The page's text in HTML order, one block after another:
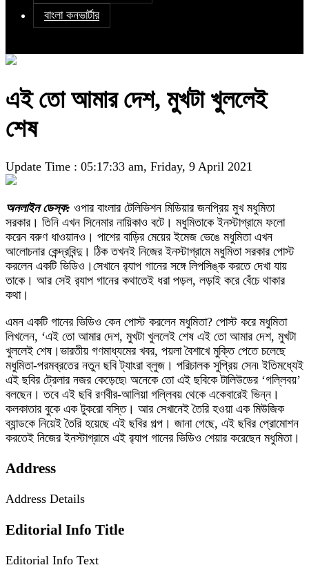
বাংলা কনভার্টার
এই তো আমার দেশ, মুখটা খুললেই
শেষ
Update Time : 05:17:33 am, Friday, 9 April 2021
অনলাইন ডেস্ক: ওপার বাংলার টেলিভিশন মিডিয়ার জনপ্রিয় মুখ মধুমিতা
সরকার। তিনি এখন সিনেমার নায়িকাও বটে। মধুমিতাকে ইনস্টাগ্রামে ফলো
করেন বরুণ ধাওয়ানও। পাশের বাড়ির মেয়ের ইমেজ ভেঙে মধুমিতা এখন
আলোচনার কেন্দ্রবিন্দু। ঠিক তখনই নিজের ইনস্টাগ্রামে মধুমিতা সরকার পোস্ট
করলেন একটি ভিডিও।সেখানে র‍্যাপ গানের সঙ্গে লিপসিঙ্ক করতে দেখা যায়
তাকে। আর সেই র‍্যাপ গানের কথাতেই ধরা পড়ল, লড়াই করে বেঁচে থাকার
কথা।
এমন একটি গানের ভিডিও কেন পোস্ট করলেন মধুমিতা? পোস্ট করে মধুমিতা
লিখলেন, ‘এই তো আমার দেশ, মুখটা খুললেই শেষ এই তো আমার দেশ, মুখটা
খুললেই শেষ।ভারতীয় গণমাধ্যমের খবর, পয়লা বৈশাখে মুক্তি পেতে চলেছে
মধুমিতা-পরমব্রতের নতুন ছবি ট্যাংরা ব্লুজ। পরিচালক সুপ্রিয় সেন৷ ইতিমধ্যেই
এই ছবির ট্রেলার নজর কেড়েছে৷ অনেকে তো এই ছবিকে টালিউডের ‘গল্লিবয়’
বলছেন। তবে এই ছবি রণবীর-আলিয়া গল্লিবয় থেকে একেবারেই ভিন্ন।
কলকাতার বুকে এক টুকরো বস্তি। আর সেখানেই তৈরি হওয়া এক মিউজিক
ব্যান্ডকে নিয়েই তৈরি হয়েছে এই ছবির গল্প। জানা গেছে, এই ছবির প্রোমোশন
করতেই নিজের ইনস্টাগ্রামে এই র‍্যাপ গানের ভিডিও শেয়ার করেছেন মধুমিতা।
Address
Address Details
Editorial Info Title
Editorial Info Text